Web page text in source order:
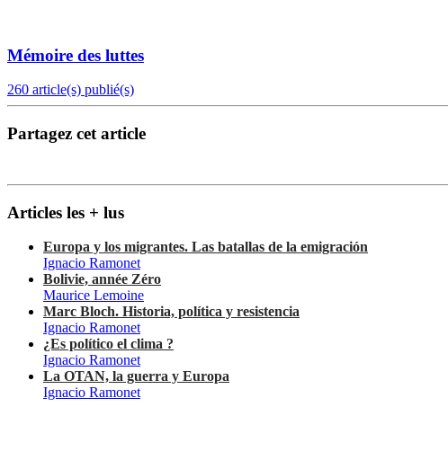
Mémoire des luttes
260 article(s) publié(s)
Partagez cet article
Articles les + lus
Europa y los migrantes. Las batallas de la emigración
Ignacio Ramonet
Bolivie, année Zéro
Maurice Lemoine
Marc Bloch. Historia, política y resistencia
Ignacio Ramonet
¿Es político el clima ?
Ignacio Ramonet
La OTAN, la guerra y Europa
Ignacio Ramonet